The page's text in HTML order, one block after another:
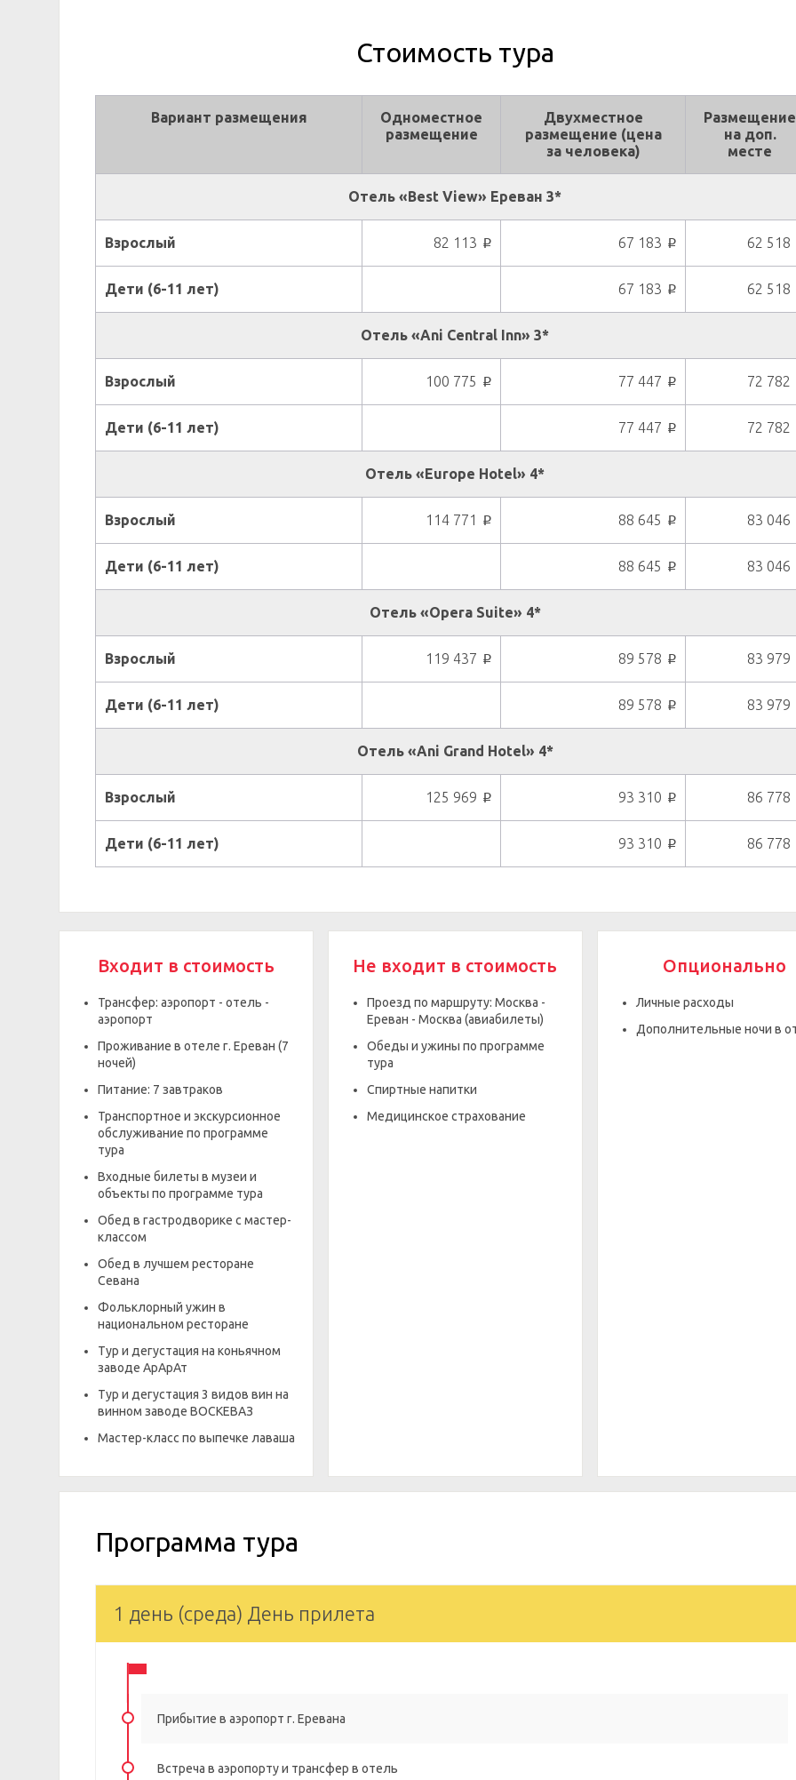
Стоимость тура
Вариант размещения
Одноместное
размещение
Двухместное
размещение (цена
за человека)
Размещение
на доп.
месте
Отель «Best View» Ереван 3*
Взрослый 82 113 p 67 183 p 62 518
Дети (6-11 лет) 67 183 p 62 518
Отель «Ani Central Inn» 3*
Взрослый 100 775 p 77 447 p 72 782
Дети (6-11 лет) 77 447 p 72 782
Отель «Europe Hotel» 4*
Взрослый 114 771 p 88 645 p 83 046
Дети (6-11 лет) 88 645 p 83 046
Отель «Opera Suite» 4*
Взрослый 119 437 p 89 578 p 83 979
Дети (6-11 лет) 89 578 p 83 979
Отель «Ani Grand Hotel» 4*
Взрослый 125 969 p 93 310 p 86 778
Дети (6-11 лет) 93 310 p 86 778
Входит в стоимость
Трансфер: аэропорт - отель -
аэропорт
Проживание в отеле г. Ереван (7
ночей)
Питание: 7 завтраков
Транспортное и экскурсионное
обслуживание по программе
тура
Входные билеты в музеи и
объекты по программе тура
Обед в гастродворике с мастер-
классом
Обед в лучшем ресторане
Севана
Фольклорный ужин в
национальном ресторане
Тур и дегустация на коньячном
заводе АрАрАт
Тур и дегустация 3 видов вин на
винном заводе ВОСКЕВАЗ
Мастер-класс по выпечке лаваша
Не входит в стоимость
Проезд по маршруту: Москва -
Ереван - Москва (авиабилеты)
Обеды и ужины по программе
тура
Спиртные напитки
Медицинское страхование
Опционально
Личные расходы
Дополнительные ночи в
Программа тура
1 день (среда) День прилета
Прибытие в аэропорт г. Еревана
Встреча в аэропорту и трансфер в отель